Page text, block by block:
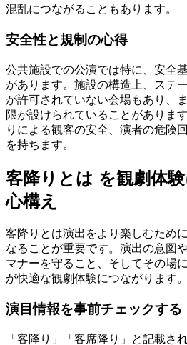
混乱につながることもあります。
安全性と規制の心得
公共施設での公演では特に、安全
があります。施設の構造上、ステ
が許可されていない会場もあり、
限が設けられていることがありま
りによる観客の安全、演者の危険
を持ちます。
客降りとは を観劇体
心構え
客降りとは演出をより楽しむため
なることが重要です。演出の意図
マナーを守ること、そしてその場
が快適な観劇体験につながります。
演目情報を事前チェックする
「客降り」「客席降り」と記載さ